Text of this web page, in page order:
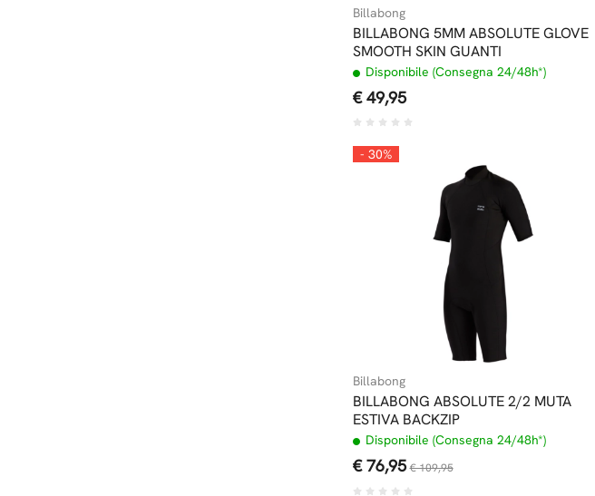
Billabong
BILLABONG 5MM ABSOLUTE GLOVE
SMOOTH SKIN GUANTI
Disponibile (Consegna 24/48h*)
€ 49,95
- 30%
Billabong
BILLABONG ABSOLUTE 2/2 MUTA
ESTIVA BACKZIP
Disponibile (Consegna 24/48h*)
€ 76,95 € 109,95